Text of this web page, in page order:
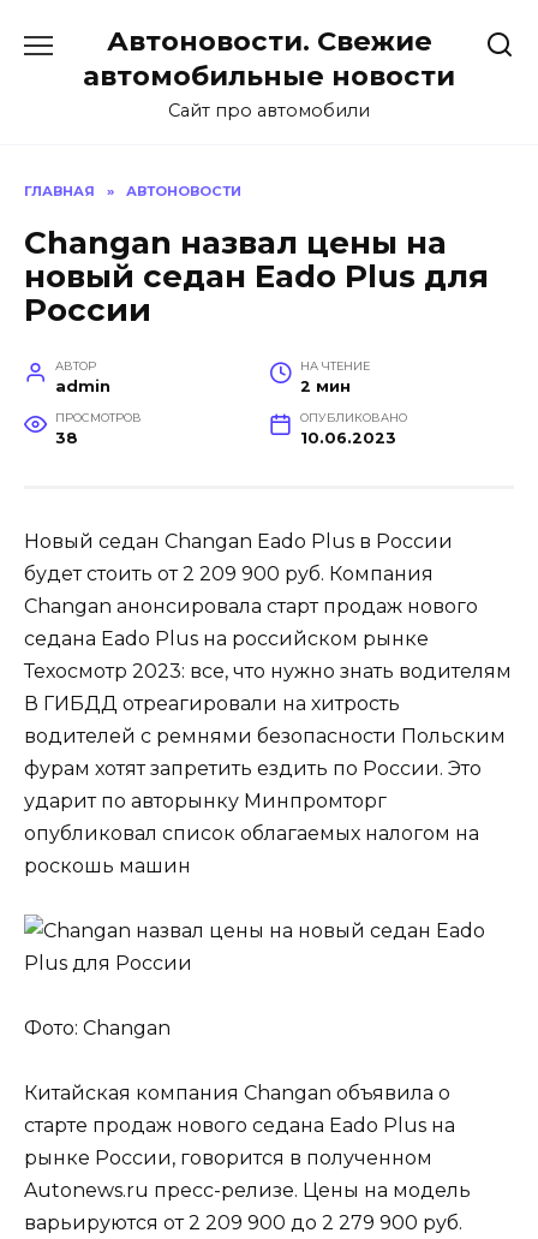
содержанию
Автоновости. Свежие
автомобильные новости
Сайт про автомобили
ГЛАВНАЯ » АВТОНОВОСТИ
Changan назвал цены на
новый седан Eado Plus для
России
АВТОР
admin
НА ЧТЕНИЕ
2 мин
ПРОСМОТРОВ
38
ОПУБЛИКОВАНО
10.06.2023
Новый седан Changan Eado Plus в России
будет стоить от 2 209 900 руб. Компания
Changan анонсировала старт продаж нового
седана Eado Plus на российском рынке
Техосмотр 2023: все, что нужно знать водителям
В ГИБДД отреагировали на хитрость
водителей с ремнями безопасности Польским
фурам хотят запретить ездить по России. Это
ударит по авторынку Минпромторг
опубликовал список облагаемых налогом на
роскошь машин
Фото: Changan
Китайская компания Changan объявила о
старте продаж нового седана Eado Plus на
рынке России, говорится в полученном
Autonews.ru пресс-релизе. Цены на модель
варьируются от 2 209 900 до 2 279 900 руб.